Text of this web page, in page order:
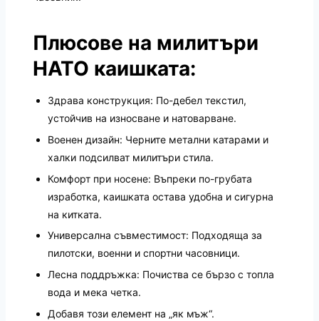
Плюсове на милитъри
НАТО каишката:
Здрава конструкция: По-дебел текстил,
устойчив на износване и натоварване.
Военен дизайн: Черните метални катарами и
халки подсилват милитъри стила.
Комфорт при носене: Въпреки по-грубата
изработка, каишката остава удобна и сигурна
на китката.
Универсална съвместимост: Подходяща за
пилотски, военни и спортни часовници.
Лесна поддръжка: Почиства се бързо с топла
вода и мека четка.
Добавя този елемент на „як мъж“.